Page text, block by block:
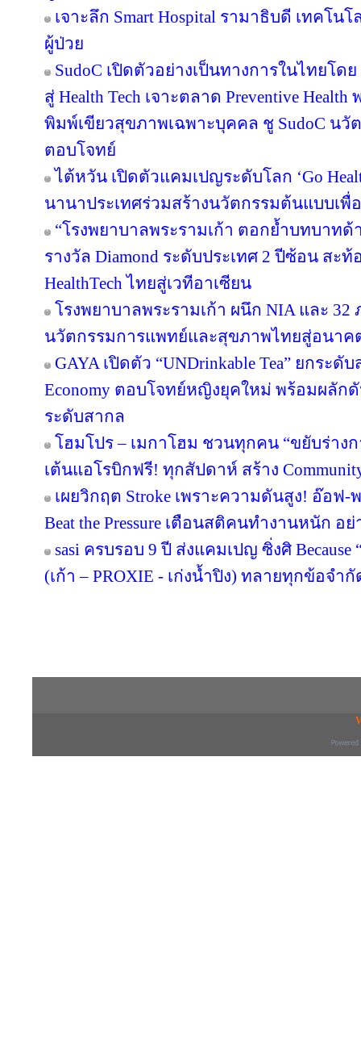
เจาะลึก Smart Hospital รามาธิบดี เทคโน
ผู้ป่วย
SudoC เปิดตัวอย่างเป็นทางการในไทยโด
สู่ Health Tech เจาะตลาด Preventive
พิมพ์เขียวสุขภาพเฉพาะบุคคล ชู SudoC นวั
ตอบโจทย์
ไต้หวัน เปิดตัวแคมเปญระดับโลก ‘Go
นานาประเทศร่วมสร้างนวัตกรรมต้นแบบเ
“โรงพยาบาลพระรามเก้า ตอกย้ำบทบาทด้
รางวัล Diamond ระดับประเทศ 2 ปีซ้อน ส
HealthTech ไทยสู่เวทีอาเซียน
โรงพยาบาลพระรามเก้า ผนึก NIA และ
นวัตกรรมการแพทย์และสุขภาพไทยสู่อนาค
GAYA เปิดตัว “UNDrinkable Tea” ยกระดั
Economy ตอบโจทย์หญิงยุคใหม่ พร้อมผลัก
ระดับสากล
โฮมโปร – เมกาโฮม ชวนทุกคน “ขยับร่าง
เต้นแอโรบิกฟรี! ทุกสัปดาห์ สร้าง
เผยวิกฤต Stroke เพราะความดันสูง! อ๊อ
Beat the Pressure เตือนสติคนทำงานหนัก อ
sasi ครบรอบ 9 ปี ส่งแคมเปญ ซิ่งศิ Because
(เก้า – PROXIE - เก่งน้ำปิง) ทลายทุกข้อจำกั